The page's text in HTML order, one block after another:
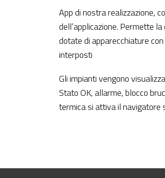
App di nostra realizzazione,
dell’applicazione. Permette
dotate di apparecchiature con
interposti
Gli impianti vengono
Stato OK, allarme, blocco
termica si attiva il navigatore